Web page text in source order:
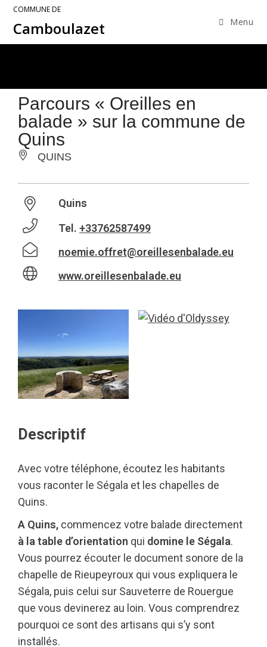
COMMUNE DE
Camboulazet Menu
Parcours « Oreilles en
balade » sur la commune de
Quins
QUINS
Quins
Tel. +33762587499
noemie.offret@oreillesenbalade.eu
www.oreillesenbalade.eu
Descriptif
Avec votre téléphone, écoutez les habitants
vous raconter le Ségala et les chapelles de
Quins.
A Quins, commencez votre balade directement
à la table d’orientation qui domine le Ségala.
Vous pourrez écouter le document sonore de la
chapelle de Rieupeyroux qui vous expliquera le
Ségala, puis celui sur Sauveterre de Rouergue
que vous devinerez au loin. Vous comprendrez
pourquoi ce sont des artisans qui s’y sont
installés.